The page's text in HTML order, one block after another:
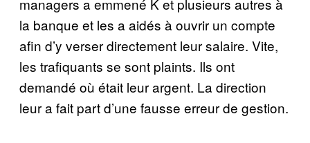
managers a emmené K et plusieurs autres à
la banque et les a aidés à ouvrir un compte
afin d’y verser directement leur salaire. Vite,
les trafiquants se sont plaints. Ils ont
demandé où était leur argent. La direction
leur a fait part d’une fausse erreur de gestion.